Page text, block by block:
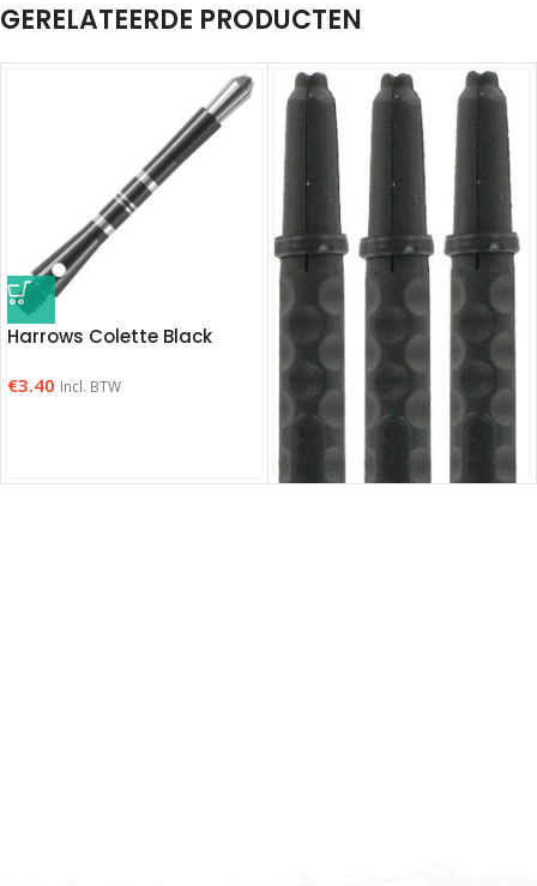
GERELATEERDE PRODUCTEN
Harrows Colette Black
€3.40 Incl. BTW